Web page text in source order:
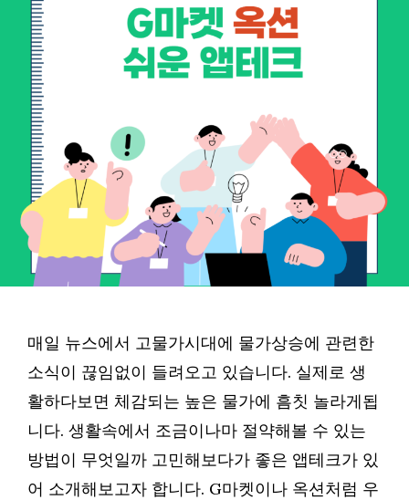
매일 뉴스에서 고물가시대에 물가상승에 관련한
소식이 끊임없이 들려오고 있습니다. 실제로 생
활하다보면 체감되는 높은 물가에 흠칫 놀라게됩
니다. 생활속에서 조금이나마 절약해볼 수 있는
방법이 무엇일까 고민해보다가 좋은 앱테크가 있
어 소개해보고자 합니다. G마켓이나 옥션처럼 우